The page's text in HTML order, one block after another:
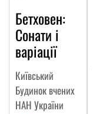
Бетховен:
Сонати і
варіації
Київський
Будинок вчених
НАН України